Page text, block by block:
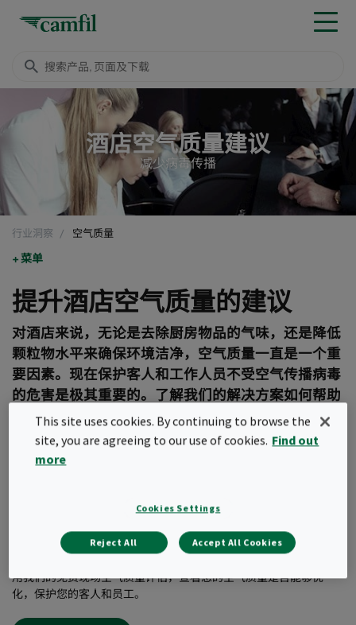
酒店空气质量建议
减少病毒传播
行业洞察 空气质量
菜单
提升酒店空气质量的建议
对酒店来说，无论是去除厨房物品的气味，还是降低
颗粒物水平来确保环境洁净，空气质量一直是一个重
要因素。现在保护客人和工作人员不受空气传播病毒
的危害是极其重要的。了解我们的解决方案如何帮助
降低病毒在酒店内通过空气传播的风险。
酒店通常可被归类为空气传播病毒的高风险地区。造成这种情况的
原因是客流流动率高，以及餐厅、健身房、游泳池和大堂等公共区
风（使用正确的空气过滤器）、增加换气次数并在所需区域使用空
气净化系统。
用我们的免费现场空气质量评估，查看您的空气质量是否能够优
化，保护您的客人和员工。
This site uses cookies. By continuing to browse the
site, you are agreeing to our use of cookies. Find out
more
Cookies Settings
Reject All Accept All Cookies